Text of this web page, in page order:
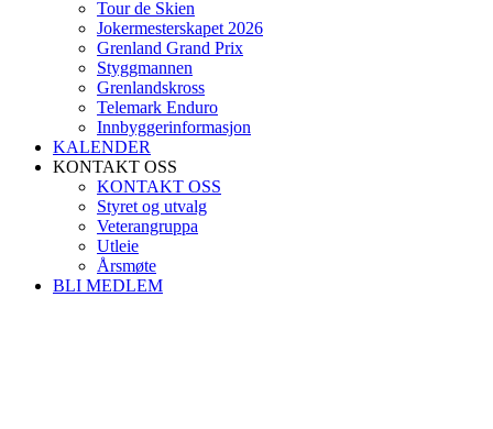
Tour de Skien
Jokermesterskapet 2026
Grenland Grand Prix
Styggmannen
Grenlandskross
Telemark Enduro
Innbyggerinformasjon
KALENDER
KONTAKT OSS
KONTAKT OSS
Styret og utvalg
Veterangruppa
Utleie
Årsmøte
BLI MEDLEM